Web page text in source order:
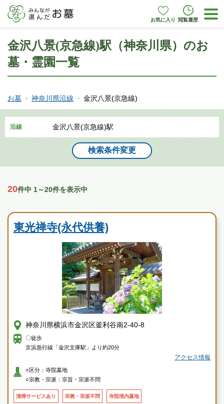
お気に入り 閲覧履歴
金沢八景(京急線)駅（神奈川県）のお
墓・霊園一覧
お墓 神奈川県沿線 金沢八景(京急線)
沿線 金沢八景(京急線)駅
検索条件変更
20件中 1～20件を表示中
東光禅寺(永代供養)
神奈川県横浜市金沢区釜利谷南2-40-8
〇徒歩
京浜急行線「金沢文庫駅」より約20分
アクセス情報
○区分：寺院墓地
○宗教・宗派：宗旨・宗派不問
清掃サービスあり 宗教・宗派不問 寺院境内墓地